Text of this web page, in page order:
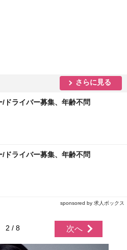
さらに見る
ドライバー募集、年齢不問
ドライバー募集、年齢不問
sponsored by 求人ボックス
2 / 8 次へ